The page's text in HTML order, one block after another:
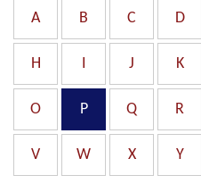
A B C D
H I J K
O P Q R
V W X Y